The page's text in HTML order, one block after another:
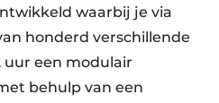
waarbij je via
honderd verschillende
uur een modulair
behulp van een